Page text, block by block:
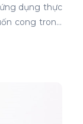
dụng thực
cong trong